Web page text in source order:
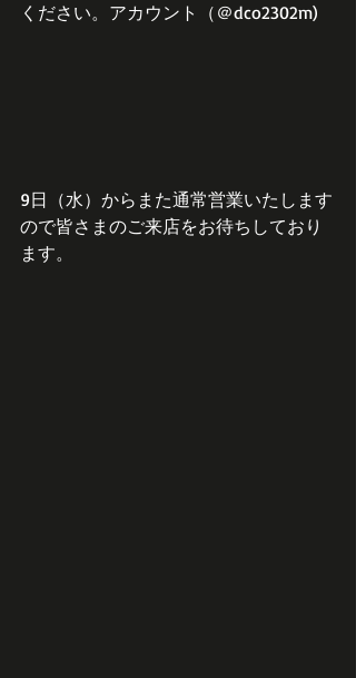
ください。アカウント（＠dco2302m)
9日（水）からまた通常営業いたします
ので皆さまのご来店をお待ちしており
ます。